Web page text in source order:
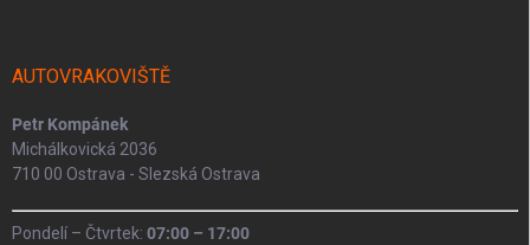
AUTOVRAKOVIŠTĚ
Petr Kompánek
Michálkovická 2036
710 00 Ostrava - Slezská Ostrava
Pondelí – Čtvrtek: 07:00 – 17:00